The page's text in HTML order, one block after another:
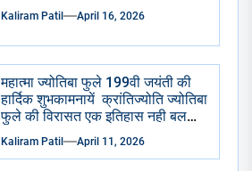
Kaliram Patil April 16, 2026
महात्मा ज्योतिबा फुले 199वी जयंती की
हार्दिक शुभकामनायें क्रांतिज्योति ज्योतिबा
फुले की विरासत एक इतिहास नही बलकि
एक प्रेरणा है – किरण तायडे
Kaliram Patil April 11, 2026